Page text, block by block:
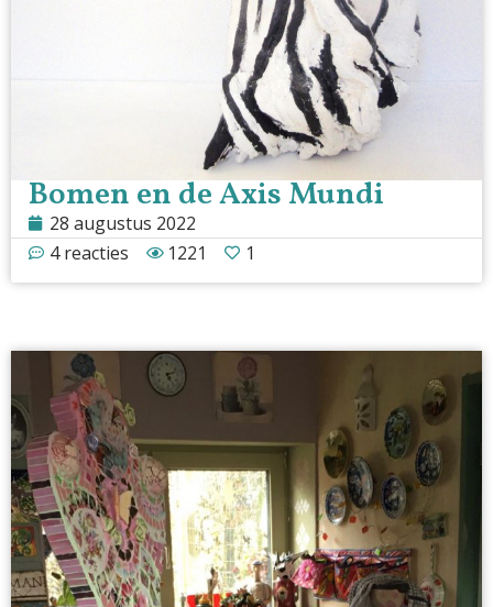
Bomen en de Axis Mundi
28 augustus 2022
4 reacties
1221 1